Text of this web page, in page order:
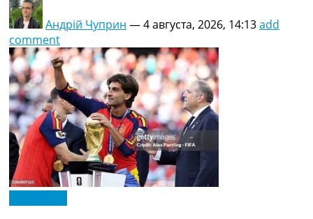
Андрій Чуприн —4 августа, 2026, 14:13add
comment